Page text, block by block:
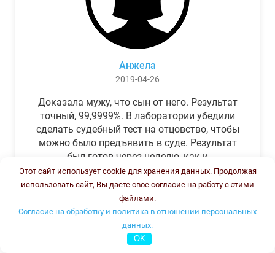
Анжела
2019-04-26
Доказала мужу, что сын от него. Результат
точный, 99,9999%. В лаборатории убедили
сделать судебный тест на отцовство, чтобы
можно было предъявить в суде. Результат
был готов через неделю, как и
обещали.Теперь муж бегает и извиняется.
Этот сайт использует cookie для хранения данных. Продолжая
использовать сайт, Вы даете свое согласие на работу с этими
файлами.
Согласие на обработку и политика в отношении персональных
данных.
OK